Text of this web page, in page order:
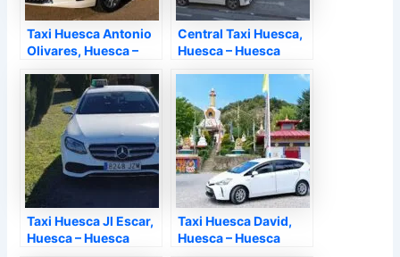
Taxi Huesca Antonio
Olivares, Huesca –
Central Taxi Huesca,
Huesca – Huesca
Taxi Huesca Jl Escar,
Huesca – Huesca
Taxi Huesca David,
Huesca – Huesca